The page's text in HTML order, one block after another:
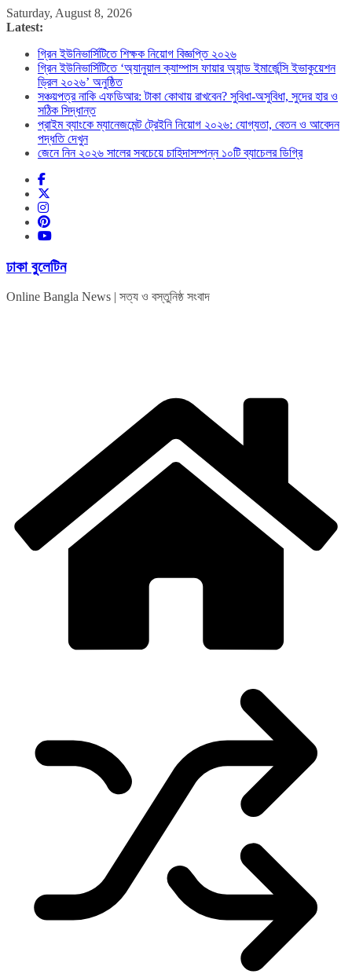
Skip
to
Saturday, August 8, 2026
Latest:
গ্রিন ইউনিভার্সিটিতে শিক্ষক নিয়োগ বিজ্ঞপ্তি ২০২৬
গ্রিন ইউনিভার্সিটিতে ‘অ্যানুয়াল ক্যাম্পাস ফায়ার অ্যান্ড ইমার্জেন্সি ইভাকুয়েশন
ড্রিল ২০২৬’ অনুষ্ঠিত
সঞ্চয়পত্র নাকি এফডিআর: টাকা কোথায় রাখবেন? সুবিধা-অসুবিধা, সুদের হার ও
সঠিক সিদ্ধান্ত
প্রাইম ব্যাংকে ম্যানেজমেন্ট ট্রেইনি নিয়োগ ২০২৬: যোগ্যতা, বেতন ও আবেদন
পদ্ধতি দেখুন
জেনে নিন ২০২৬ সালের সবচেয়ে চাহিদাসম্পন্ন ১০টি ব্যাচেলর ডিগ্রি
ঢাকা বুলেটিন
Online Bangla News | সত্য ও বস্তুনিষ্ঠ সংবাদ